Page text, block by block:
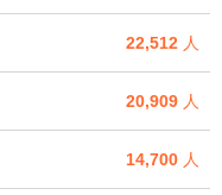
22,512 人
20,909 人
14,700 人